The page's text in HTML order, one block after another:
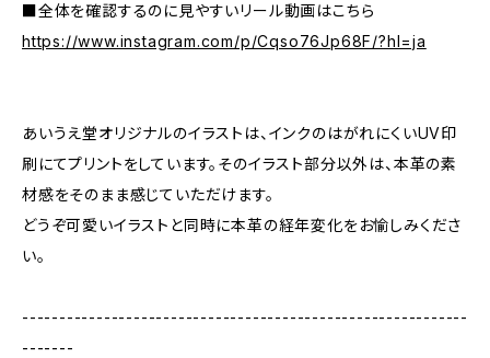
■全体を確認するのに見やすいリール動画はこちら
https://www.instagram.com/p/Cqso76Jp68F/?hl=ja
あいうえ堂オリジナルのイラストは、インクのはがれにくいUV印
刷にてプリントをしています。そのイラスト部分以外は、本革の素
材感をそのまま感じていただけます。
どうぞ可愛いイラストと同時に本革の経年変化をお愉しみくださ
い。
------------------------------------------------------------
-------